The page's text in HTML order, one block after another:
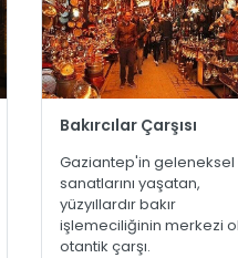
Bakırcılar Çarşısı
Gaziantep'in geleneksel
sanatlarını yaşatan,
yüzyıllardır bakır
işlemeciliğinin merkezi
otantik çarşı.